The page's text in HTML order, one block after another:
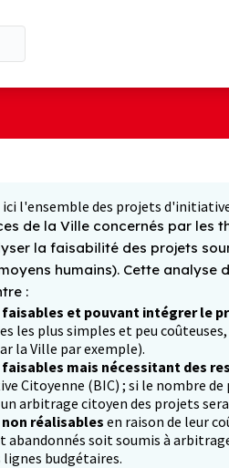
l'ensemble des projets
de la Ville concernés par les
la faisabilité des projets
humains). Cette analyse
:
et pouvant intégrer le
les plus simples et peu
la Ville par exemple).
mais nécessitant des
Citoyenne (BIC) ; si le nombre
arbitrage citoyen des projets
réalisables en raison de leur
abandonnés soit soumis à
budgétaires.